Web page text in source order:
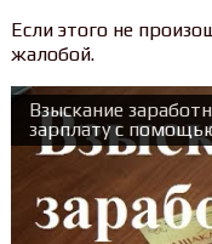
Если этого не
жалобой.
Взыскание
зарплату с